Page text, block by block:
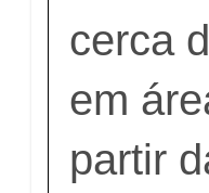
cerca
em
partir